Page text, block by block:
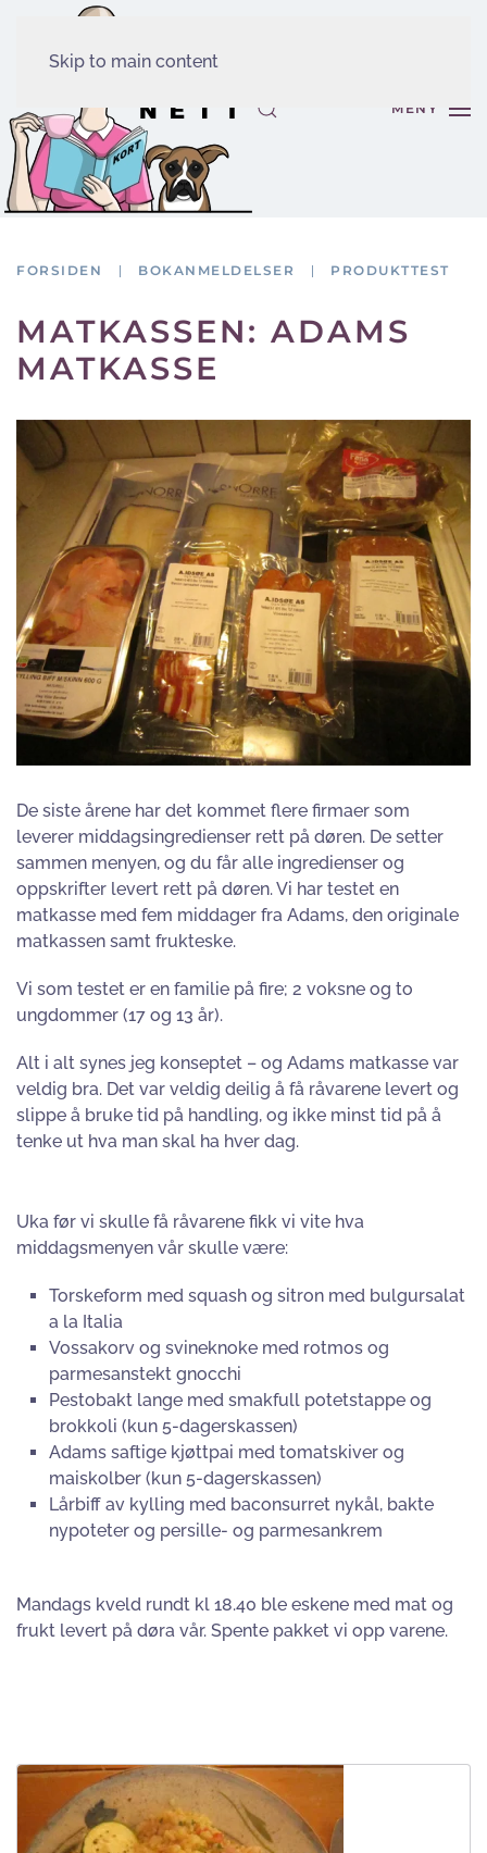
Skip to main content
MENY
FORSIDEN BOKANMELDELSER PRODUKTTEST
MATKASSEN: ADAMS
MATKASSE
De siste årene har det kommet flere firmaer som
leverer middagsingredienser rett på døren. De setter
sammen menyen, og du får alle ingredienser og
oppskrifter levert rett på døren. Vi har testet en
matkasse med fem middager fra Adams, den originale
matkassen samt frukteske.
Vi som testet er en familie på fire; 2 voksne og to
ungdommer (17 og 13 år).
Alt i alt synes jeg konseptet – og Adams matkasse var
veldig bra. Det var veldig deilig å få råvarene levert og
slippe å bruke tid på handling, og ikke minst tid på å
tenke ut hva man skal ha hver dag.
Uka før vi skulle få råvarene fikk vi vite hva
middagsmenyen vår skulle være:
Torskeform med squash og sitron med bulgursalat
a la Italia
Vossakorv og svineknoke med rotmos og
parmesanstekt gnocchi
Pestobakt lange med smakfull potetstappe og
brokkoli (kun 5-dagerskassen)
Adams saftige kjøttpai med tomatskiver og
maiskolber (kun 5-dagerskassen)
Lårbiff av kylling med baconsurret nykål, bakte
nypoteter og persille- og parmesankrem
Mandags kveld rundt kl 18.40 ble eskene med mat og
frukt levert på døra vår. Spente pakket vi opp varene.